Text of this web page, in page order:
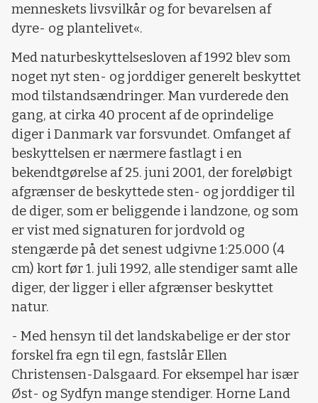
menneskets livsvilkår og for bevarelsen af
dyre- og plantelivet«.
Med naturbeskyttelsesloven af 1992 blev som
noget nyt sten- og jorddiger generelt beskyttet
mod tilstandsændringer. Man vurderede den
gang, at cirka 40 procent af de oprindelige
diger i Danmark var forsvundet. Omfanget af
beskyttelsen er nærmere fastlagt i en
bekendtgørelse af 25. juni 2001, der foreløbigt
afgrænser de beskyttede sten- og jorddiger til
de diger, som er beliggende i landzone, og som
er vist med signaturen for jordvold og
stengærde på det senest udgivne 1:25.000 (4
cm) kort før 1. juli 1992, alle stendiger samt alle
diger, der ligger i eller afgrænser beskyttet
natur.
- Med hensyn til det landskabelige er der stor
forskel fra egn til egn, fastslår Ellen
Christensen-Dalsgaard. For eksempel har især
Øst- og Sydfyn mange stendiger. Horne Land